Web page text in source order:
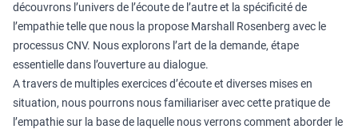
découvrons l’univers de l’écoute de l’autre et la spécificité de
l’empathie telle que nous la propose Marshall Rosenberg avec le
processus CNV. Nous explorons l’art de la demande, étape
essentielle dans l’ouverture au dialogue.
A travers de multiples exercices d’écoute et diverses mises en
situation, nous pourrons nous familiariser avec cette pratique de
l’empathie sur la base de laquelle nous verrons comment aborder le